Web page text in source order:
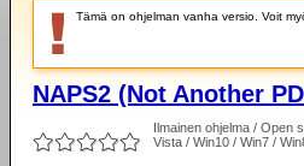
Tämä on ohjelman vanha versio. Voit
NAPS2 (Not Another
Ilmainen ohjelma / Open
Vista / Win10 / Win7 /